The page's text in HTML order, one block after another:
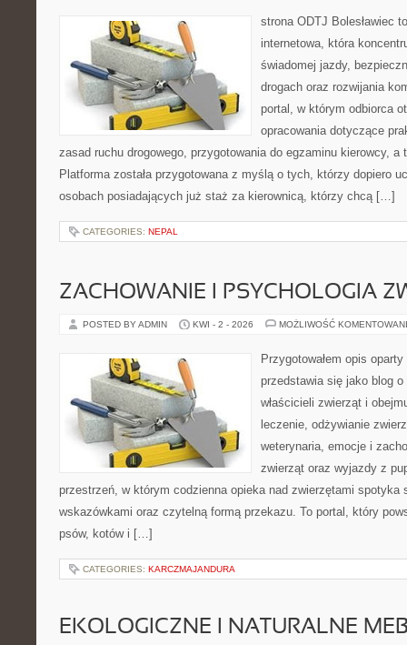
strona ODTJ Bolesławiec
internetowa, która
świadomej jazdy,
drogach oraz rozwijania
portal, w którym odbiorca
opracowania dotyczące
zasad ruchu drogowego, przygotowania do egzaminu kierowcy,
Platforma została przygotowana z myślą o tych, którzy dopiero
osobach posiadających już staż za kierownicą, którzy chcą […]
CATEGORIES: NEPAL
ZACHOWANIE I PSYCHOLOGIA
POSTED BY ADMIN KWI - 2 - 2026 MOŻLIWOŚĆ
Przygotowałem opis
przedstawia się jako blog
właścicieli zwierząt i
leczenie, odżywianie
weterynaria, emocje i
zwierząt oraz wyjazdy z
przestrzeń, w którym codzienna opieka nad zwierzętami spotyka
wskazówkami oraz czytelną formą przekazu. To portal, który
psów, kotów i […]
CATEGORIES: KARCZMAJANDURA
EKOLOGICZNE I NATURALNE